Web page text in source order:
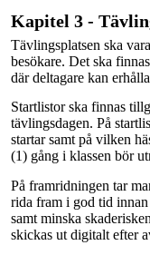
Kapitel 3 -
Tävlingsplatsen ska
besökare. Det ska
där deltagare kan
Startlistor ska finnas
tävlingsdagen. På
startar samt på vilken
(1) gång i klassen bör
På framridningen tar
rida fram i god tid
samt minska
skickas ut digitalt efter